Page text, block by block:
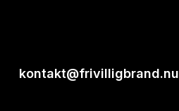
kontakt@frivilligbrand.nu